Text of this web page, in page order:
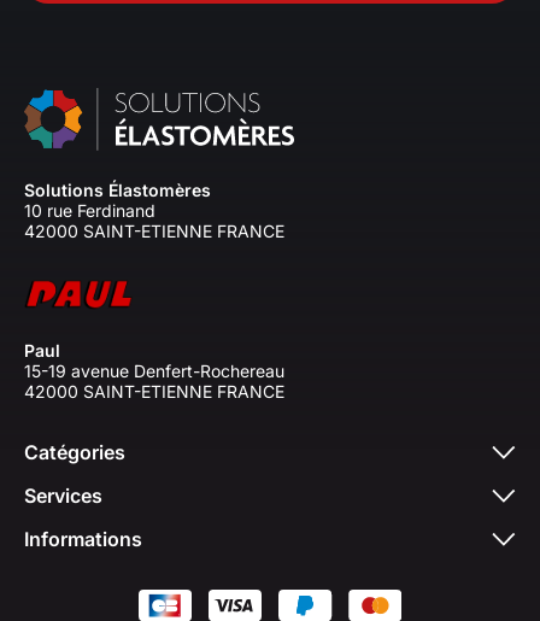
Solutions Élastomères
10 rue Ferdinand
42000 SAINT-ETIENNE FRANCE
Paul
15-19 avenue Denfert-Rochereau
42000 SAINT-ETIENNE FRANCE
Catégories
Services
Informations